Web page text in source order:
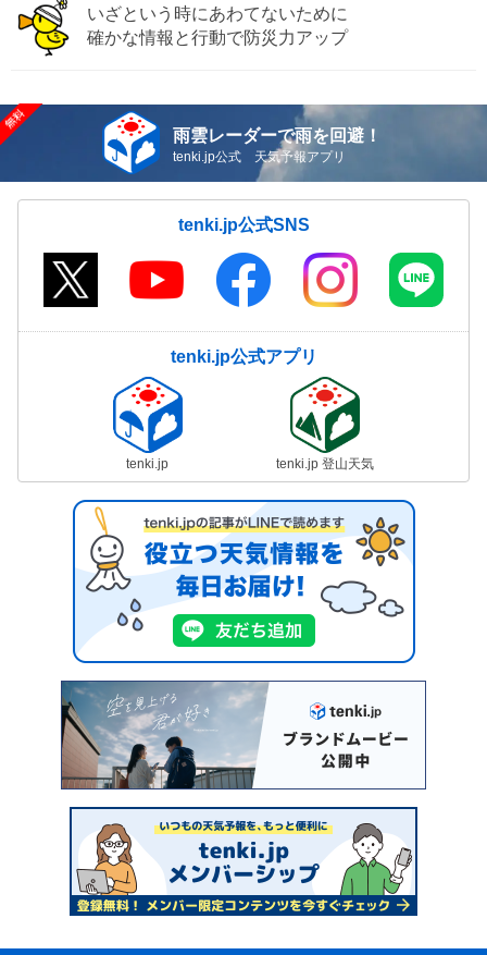
いざという時にあわてないために
確かな情報と行動で防災力アップ
雨雲レーダーで雨を回避！
tenki.jp公式 天気予報アプリ
tenki.jp公式SNS
tenki.jp公式アプリ
tenki.jp tenki.jp 登山天気